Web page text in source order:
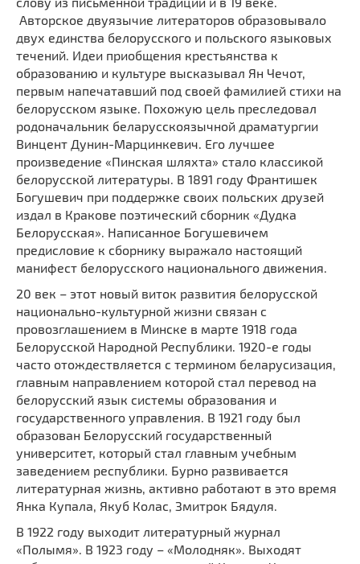
Авторское двуязычие литераторов образовывало
двух единства белорусского и польского языковых
течений. Идеи приобщения крестьянства к
образованию и культуре высказывал Ян Чечот,
первым напечатавший под своей фамилией стихи на
белорусском языке. Похожую цель преследовал
родоначальник беларусскоязычной драматургии
Винцент Дунин-Марцинкевич. Его лучшее
произведение «Пинская шляхта» стало классикой
белорусской литературы. В 1891 году Франтишек
Богушевич при поддержке своих польских друзей
издал в Кракове поэтический сборник «Дудка
Белорусская». Написанное Богушевичем
предисловие к сборнику выражало настоящий
манифест белорусского национального движения.
20 век – этот новый виток развития белорусской
национально-культурной жизни связан с
провозглашением в Минске в марте 1918 года
Белорусской Народной Республики. 1920-е годы
часто отождествляется с термином беларусизация,
главным направлением которой стал перевод на
белорусский язык системы образования и
государственного управления. В 1921 году был
образован Белорусский государственный
университет, который стал главным учебным
заведением республики. Бурно развивается
литературная жизнь, активно работают в это время
Янка Купала, Якуб Колас, Змитрок Бядуля.
В 1922 году выходит литературный журнал
«Полымя». В 1923 году – «Молодняк». Выходят